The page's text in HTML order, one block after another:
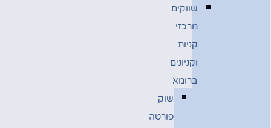
שווקים
מרכזי
קניות
וקניונים
ברומא
שוק
פורטה